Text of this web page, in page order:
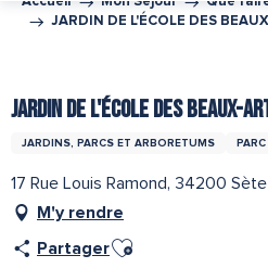
Mèze
Mireval
JARDIN DE L'ÉCOLE DES
JARDIN DE L'ÉCOLE DES BEAUX-
JARDINS, PARCS ET ARBORETUMS
17 Rue Louis Ramond, 34200 Sète
M'y rendre
PartagerAjouter aux favoris